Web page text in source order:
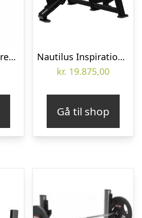
LMX. Oplympic Press Pro Bænkpres. Funktionelt træningsudstyr. En træningsbænk af højeste kvalitet. Reducerer risikoen for skader.
Nautilus Inspiration Olympisk Incl. Bench
kr. 19.875,00
Gå til shop